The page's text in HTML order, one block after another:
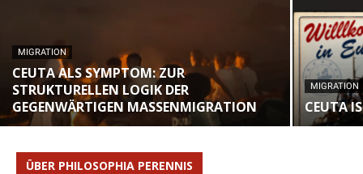
MIGRATION
CEUTA ALS SYMPTOM: ZUR
STRUKTURELLEN LOGIK DER
GEGENWÄRTIGEN MASSENMIGRATION
MIGRATION
CEUTA
ÜBER PHILOSOPHIA PERENNIS